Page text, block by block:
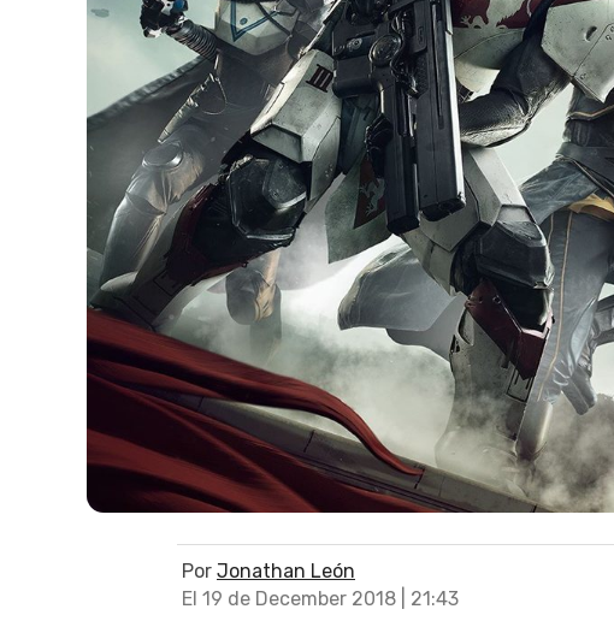
Por Jonathan León
El 19 de December 2018 | 21:43